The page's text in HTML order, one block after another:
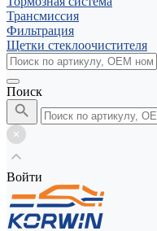
Трансмиссия
Фильтрация
Щетки стеклоочистителя
Поиск
Войти